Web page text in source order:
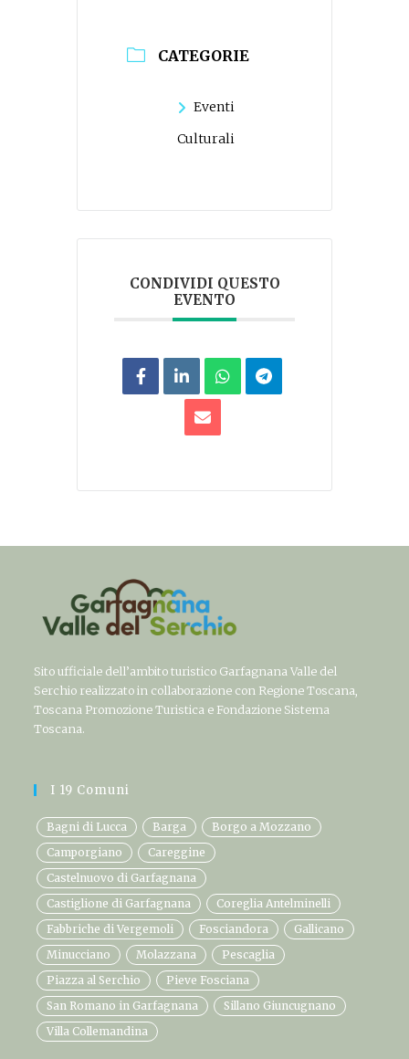
CATEGORIE
Eventi
Culturali
CONDIVIDI QUESTO
EVENTO
Sito ufficiale dell’ambito turistico Garfagnana Valle del
Serchio realizzato in collaborazione con Regione Toscana,
Toscana Promozione Turistica e Fondazione Sistema
Toscana.
I 19 Comuni
Bagni di Lucca Barga
Borgo a Mozzano
Camporgiano
Careggine
Castelnuovo di Garfagnana
Castiglione di Garfagnana
Coreglia Antelminelli
Fabbriche di Vergemoli
Fosciandora
Gallicano
Minucciano
Molazzana
Pescaglia
Piazza al Serchio
Pieve Fosciana
San Romano in Garfagnana
Sillano Giuncugnano
Villa Collemandina